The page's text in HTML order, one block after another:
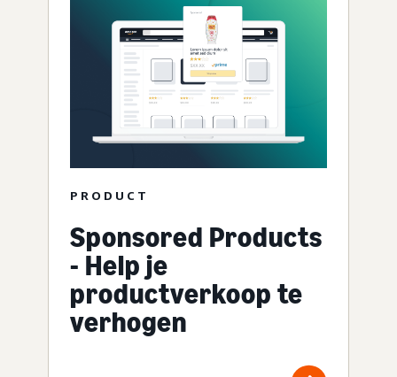
PRODUCT
Sponsored Products
- Help je
productverkoop te
verhogen